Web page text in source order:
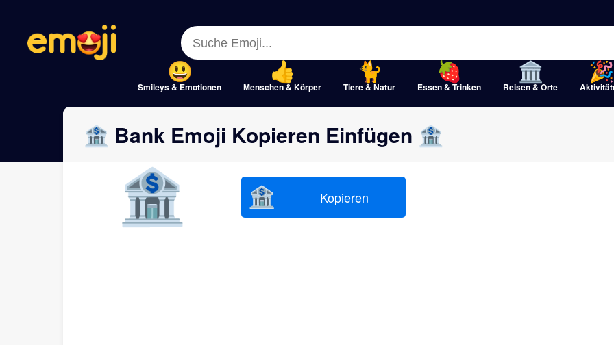
Smileys & Emotionen Menschen & Körper Tiere & Natur Essen & Trinken Reisen & Orte
Close
Close
🏦 Bank Emoji Kopieren Einfügen 🏦
🏦 🏦 Kopieren